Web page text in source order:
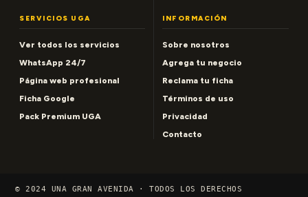
SERVICIOS UGA
Ver todos los servicios
WhatsApp 24/7
Página web profesional
Ficha Google
Pack Premium UGA
INFORMACIÓN
Sobre nosotros
Agrega tu negocio
Reclama tu ficha
Términos de uso
Privacidad
Contacto
© 2024 UNA GRAN AVENIDA · TODOS LOS DERECHOS